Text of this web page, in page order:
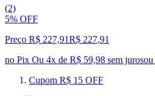
(2)
5% OFF
Preço R$ 227,91R$ 227,91
no Pix Ou 4x de R$ 59,98 sem jurosou
Cupom R$ 15 OFF